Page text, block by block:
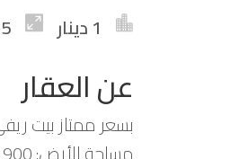
1 دينار
عن العقار
بسعر ممتاز بيت